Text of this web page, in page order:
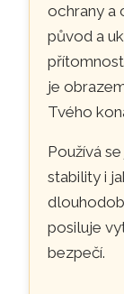
ochrany a
původ a
je
Tvého
Používá
stability i
posiluje
bezpečí.